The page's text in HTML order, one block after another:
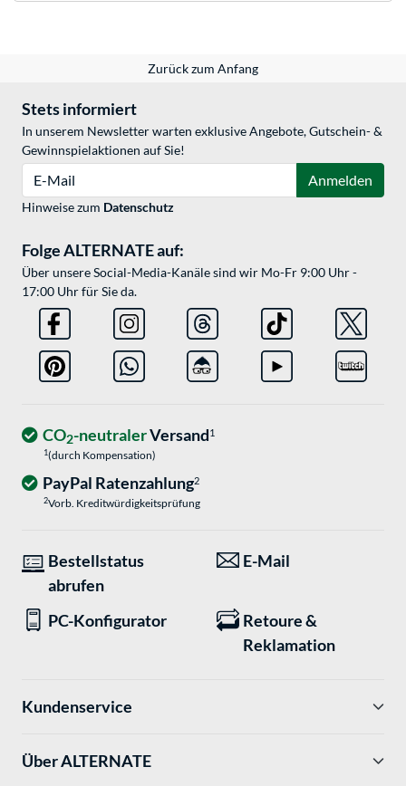
Zurück zum Anfang
Stets informiert
In unserem Newsletter warten exklusive Angebote, Gutschein- &
Gewinnspielaktionen auf Sie!
Anmelden
Hinweise zum Datenschutz
Folge ALTERNATE auf:
Über unsere Social-Media-Kanäle sind wir Mo-Fr 9:00 Uhr -
17:00 Uhr für Sie da.
CO2-neutralerVersand1
1(durch Kompensation)
PayPal Ratenzahlung2
2Vorb. Kreditwürdigkeitsprüfung
Bestellstatus
abrufen
E-Mail
PC-Konfigurator
Retoure &
Reklamation
Kundenservice
Über ALTERNATE